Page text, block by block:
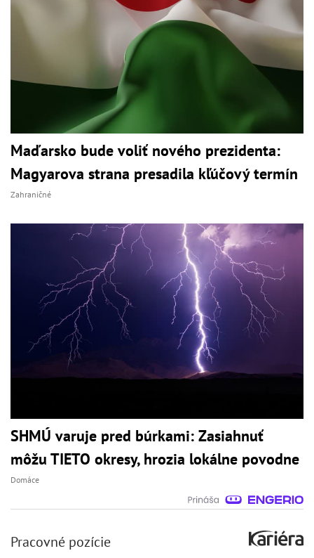
Maďarsko bude voliť nového prezidenta:
Magyarova strana presadila kľúčový termín
Zahraničné
SHMÚ varuje pred búrkami: Zasiahnuť
môžu TIETO okresy, hrozia lokálne povodne
Domáce
Pracovné pozície